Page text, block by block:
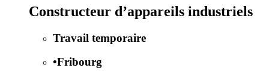
Constructeur d’appareils industriels
Travail temporaire
•Fribourg